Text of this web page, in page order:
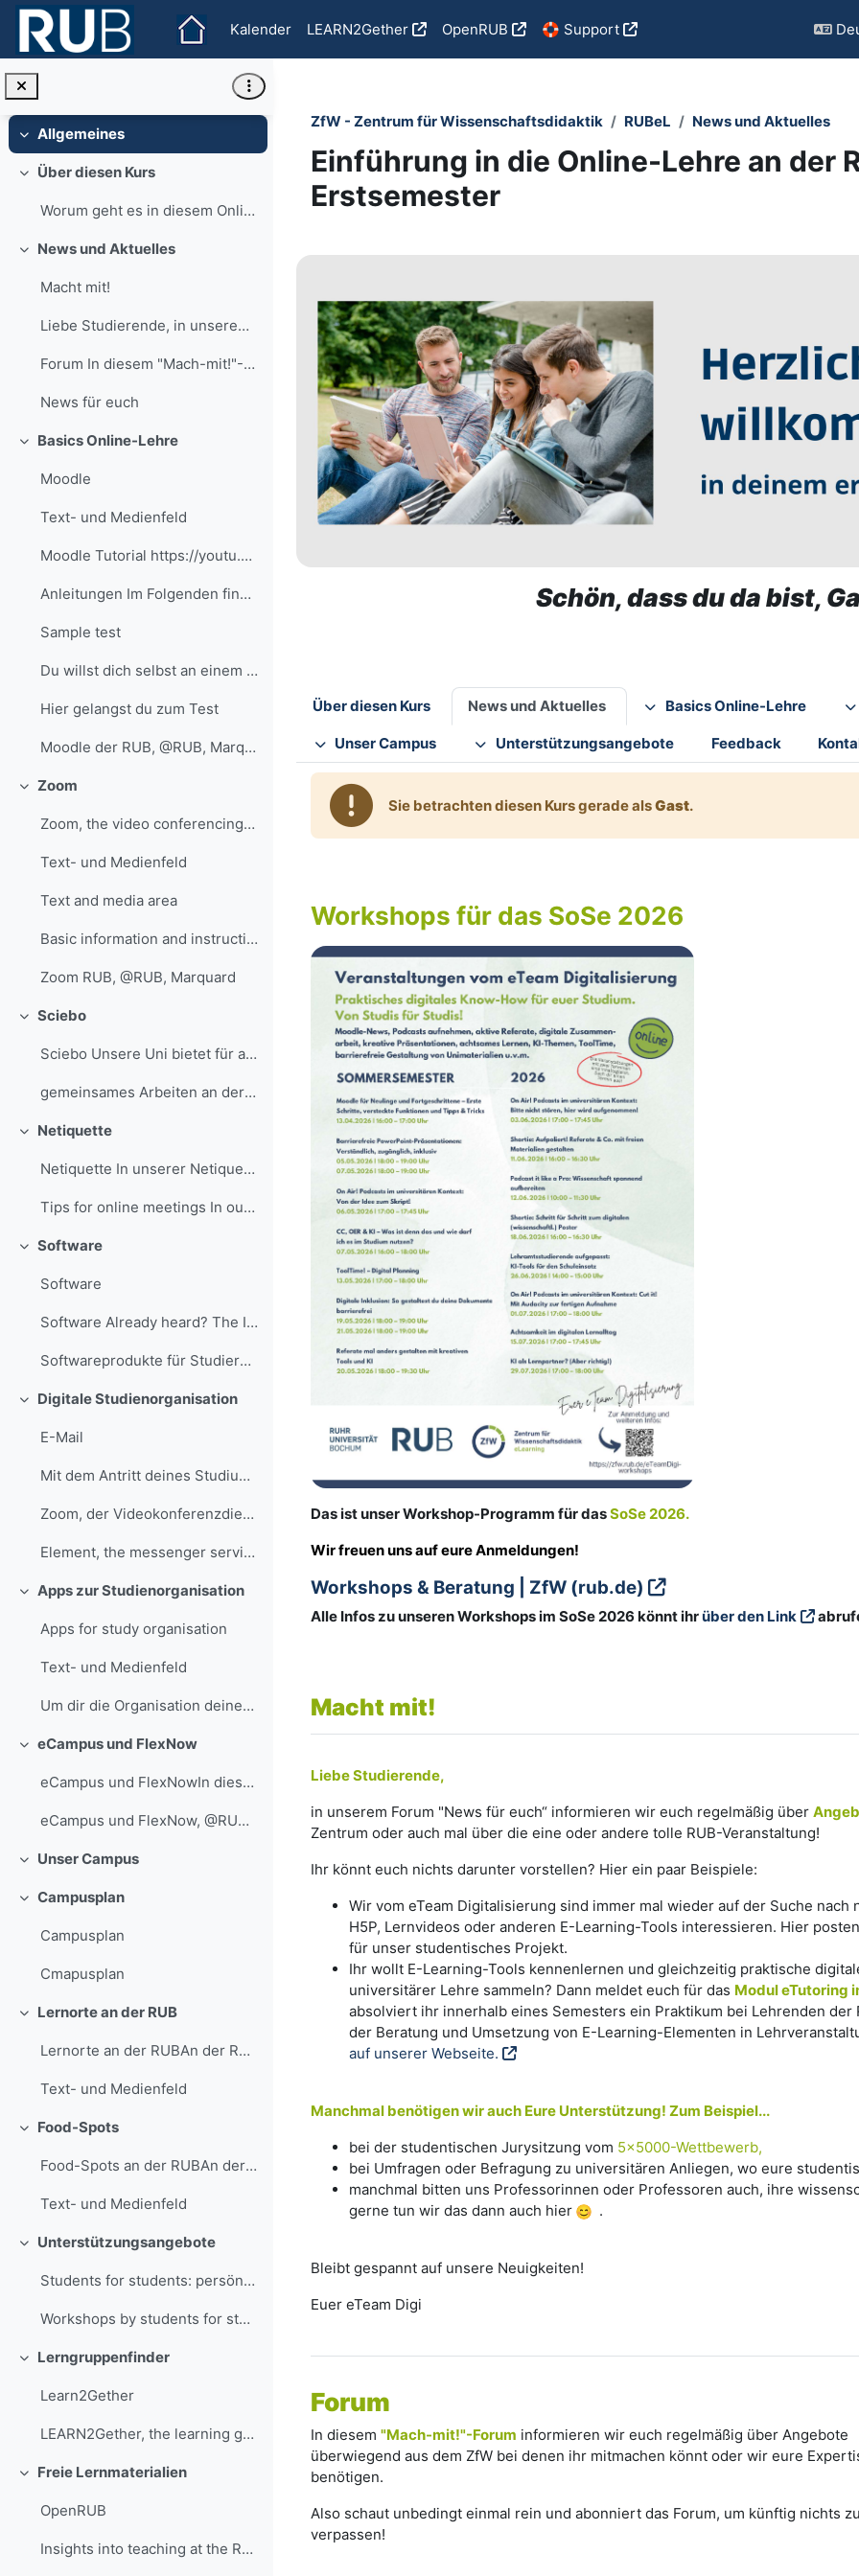
Zum Hauptinhalt
Kalender
LEARN2Gether OpenRUB 🛟 Support
Einklappen
Allgemeines
Einklappen
Über diesen Kurs
Worum geht es in diesem Online-Kurs? Hier dreht si...
Einklappen
News und Aktuelles
Macht mit!
Liebe Studierende, in unserem Forum "News für euch...
Forum In diesem "Mach-mit!"-Forum informieren wir ...
News für euch
Einklappen
Basics Online-Lehre
Moodle
Text- und Medienfeld
Moodle Tutorial https://youtu.be/eRzVKqXxQIU?si=a8...
Anleitungen Im Folgenden findest du ausgewählte An...
Sample test
Du willst dich selbst an einem Test versuchen? Nut...
Hier gelangst du zum Test
Moodle der RUB, @RUB, Marquard
Einklappen
Zoom
Zoom, the video conferencing service at the RUB
Text- und Medienfeld
Text and media area
Basic information and instructions on Zoom can be ...
Zoom RUB, @RUB, Marquard
Einklappen
Sciebo
Sciebo Unsere Uni bietet für alle Mitarbeiter/inne...
gemeinsames Arbeiten an der RUB, @RUB, Marquard
Einklappen
Netiquette
Netiquette In unserer Netiquette kannst du alle re...
Tips for online meetings In our tips for online me...
Einklappen
Software
Software
Software Already heard? The IT.SERVICES department...
Softwareprodukte für Studierende, @RUB, Marquard
Einklappen
Digitale Studienorganisation
E-Mail
Mit dem Antritt deines Studiums erhältst du von de...
Zoom, der Videokonferenzdienst an der RUB
Element, the messenger service at the RUB
Einklappen
Apps zur Studienorganisation
Apps for study organisation
Text- und Medienfeld
Um dir die Organisation deines Studiums zu erleich...
Einklappen
eCampus und FlexNow
eCampus und FlexNowIn diesem Abschnitt findest du ...
eCampus und FlexNow, @RUB, Marquard
Einklappen
Unser Campus
Einklappen
Campusplan
Campusplan
Cmapusplan
Einklappen
Lernorte an der RUB
Lernorte an der RUBAn der RUB gibt es verschiedene...
Text- und Medienfeld
Einklappen
Food-Spots
Food-Spots an der RUBAn der RUB gibt es verschiede...
Text- und Medienfeld
Einklappen
Unterstützungsangebote
Students for students: persönliche Beratung Wir be...
Workshops by students for students You can also ge...
Einklappen
Lerngruppenfinder
Learn2Gether
LEARN2Gether, the learning group finder of the RUB
Einklappen
Freie Lernmaterialien
OpenRUB
Insights into teaching at the RUB
ZfW - Zentrum für Wissenschaftsdidaktik RUBeL News und Aktuelles
Einführung in die Online-Lehre an der
Erstsemester
Abschnittsübersicht
Schön, dass du da bist,
Über diesen Kurs News und Aktuelles Basics Online-Lehre
Unser Campus Unterstützungsangebote Feedback
Sie betrachten diesen Kurs gerade alsGast.
Workshops für das SoSe 2026
Das ist unser Workshop-Programm für dasSoSe 2026.
Wir freuen uns auf eure Anmeldungen!
Workshops & Beratung | ZfW (rub.de)
Alle Infos zu unseren Workshops im SoSe 2026 könnt ihrüber den Link
Macht mit!
Liebe Studierende,
in unserem Forum "News für euch“ informieren wir euch regelmäßig über
Zentrum oder auch mal über die eine oder andere tolle RUB-Veranstaltung!
Ihr könnt euch nichts darunter vorstellen? Hier ein paar Beispiele:
Wir vom eTeam Digitalisierung sind immer mal wieder auf der Suche
H5P, Lernvideos oder anderen E-Learning-Tools interessieren. Hier
für unser studentisches Projekt.
Ihr wollt E-Learning-Tools kennenlernen und gleichzeitig praktische
universitärer Lehre sammeln? Dann meldet euch für das Modul eTutoring
absolviert ihr innerhalb eines Semesters ein Praktikum bei Lehrenden
der Beratung und Umsetzung von E-Learning-Elementen in
auf unserer Webseite.
Manchmal benötigen wir auch Eure Unterstützung! Zum Beispiel...
bei der studentischen Jurysitzung vom 5x5000-Wettbewerb,
bei Umfragen oder Befragung zu universitären Anliegen, wo eure
manchmal bitten uns Professorinnen oder Professoren auch, ihre
gerne tun wir das dann auch hier
.
Bleibt gespannt auf unsere Neuigkeiten!
Euer eTeam Digi
Forum
In diesem "Mach-mit!"-Forum informieren wir euch regelmäßig über Angebote
überwiegend aus dem ZfW bei denen ihr mitmachen könnt oder wir eure
benötigen.
Also schaut unbedingt einmal rein und abonniert das Forum, um künftig nichts
verpassen!